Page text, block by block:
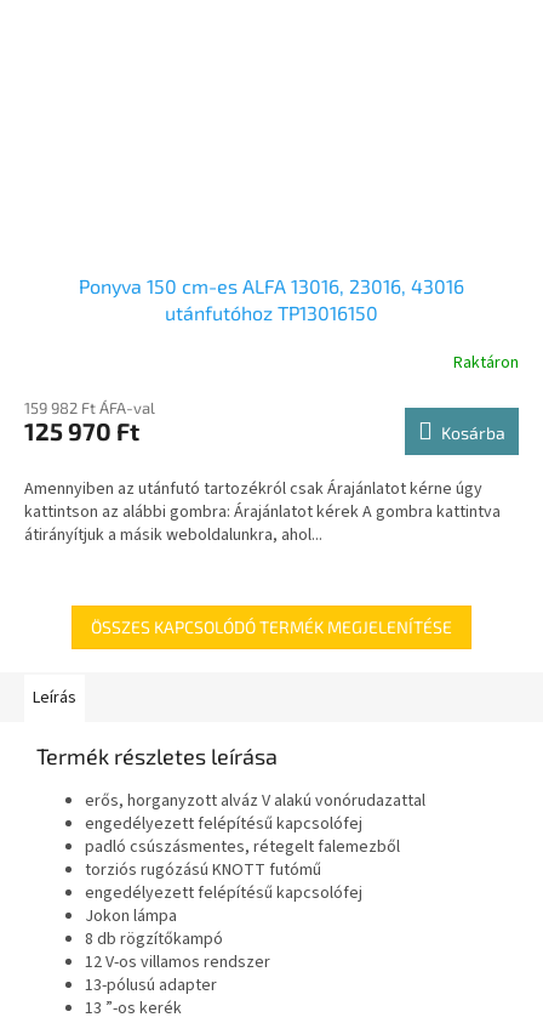
Ponyva 150 cm-es ALFA 13016, 23016, 43016
utánfutóhoz TP13016150
Raktáron
159 982 Ft ÁFA-val
125 970 Ft Kosárba
Amennyiben az utánfutó tartozékról csak Árajánlatot kérne úgy
kattintson az alábbi gombra: Árajánlatot kérek A gombra kattintva
átirányítjuk a másik weboldalunkra, ahol...
ÖSSZES KAPCSOLÓDÓ TERMÉK MEGJELENÍTÉSE
Leírás
Termék részletes leírása
erős, horganyzott alváz V alakú vonórudazattal
engedélyezett felépítésű kapcsolófej
padló csúszásmentes, rétegelt falemezből
torziós rugózású KNOTT futómű
engedélyezett felépítésű kapcsolófej
Jokon lámpa
8 db rögzítőkampó
12 V-os villamos rendszer
13-pólusú adapter
13 ”-os kerék